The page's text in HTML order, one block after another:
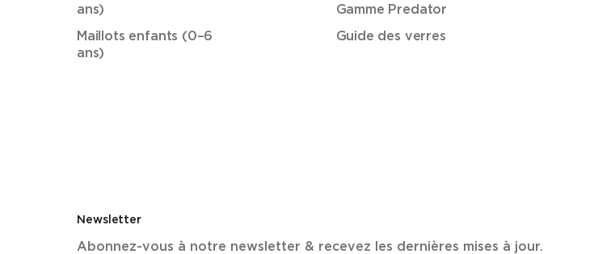
ans)
Maillots enfants (0–6
ans)
Gamme Predator
Guide des verres
Newsletter
Abonnez-vous à notre newsletter & recevez les dernières mises à jour.